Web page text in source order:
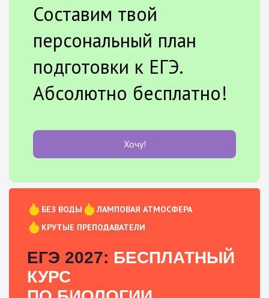
Составим твой
персональный план
подготовки к ЕГЭ.
Абсолютно бесплатно!
Хочу!
БЕЗ ВОДЫ
ЛАМПОВАЯ АТМОСФЕРА
КРУТЫЕ ПРЕПОДАВАТЕЛИ
ЕГЭ 2027: БЕСПЛАТНЫЙ
КУРС